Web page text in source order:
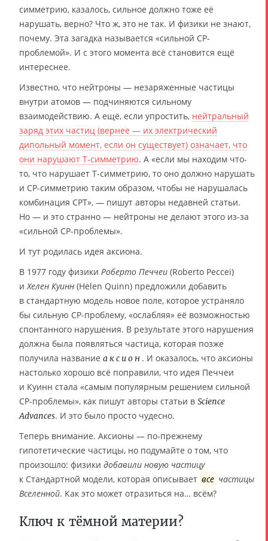
симметрию, казалось, сильное должно тоже её
нарушать, верно? Что ж, это не так. И физики не знают,
почему. Эта загадка называется «сильной СР-
проблемой». И с этого момента всё становится ещё
интереснее.
Известно, что нейтроны — незаряженные частицы
внутри атомов — подчиняются сильному
взаимодействию. А ещё, если упростить, нейтральный
заряд этих частиц (вернее — их электрический
дипольный момент, если он существует) означает, что
они нарушают Т-симметрию. А «если мы находим что-
то, что нарушает Т-симметрию, то оно должно нарушать
и СР-симметрию таким образом, чтобы не нарушалась
комбинация СРТ», — пишут авторы недавней статьи.
Но — и это странно — нейтроны не делают этого из-за
«сильной СР-проблемы».
И тут родилась идея аксиона.
В 1977 году физики Роберто Печчеи (Roberto Peccei)
иХелен Куинн (Helen Quinn) предложили добавить
в стандартную модель новое поле, которое устраняло
бы сильную СР-проблему, «ослабляя» её возможностью
спонтанного нарушения. В результате этого нарушения
должна была появляться частица, которая позже
получила название аксион . И оказалось, что аксионы
настолько хорошо всё поправили, что идея Печчеи
и Куинн стала «самым популярным решением сильной
СР-проблемы», как пишут авторы статьи в Science
Advances. И это было просто чудесно.
Теперь внимание. Аксионы — по-прежнему
гипотетические частицы, но подумайте о том, что
произошло: физики добавили новую частицу
к Стандартной модели, которая описывает все частицы
Вселенной. Как это может отразиться на… всём?
Ключ к тёмной материи?